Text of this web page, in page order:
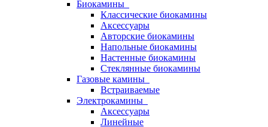
Биокамины
Классические биокамины
Аксессуары
Авторские биокамины
Напольные биокамины
Настенные биокамины
Стеклянные биокамины
Газовые камины
Встраиваемые
Электрокамины
Аксессуары
Линейные